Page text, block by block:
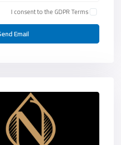
I consent to the GDPR Terms